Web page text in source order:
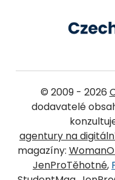
© 2009 - 2026
dodavatelé
agentury na
magazíny:
JenProTěhotné,